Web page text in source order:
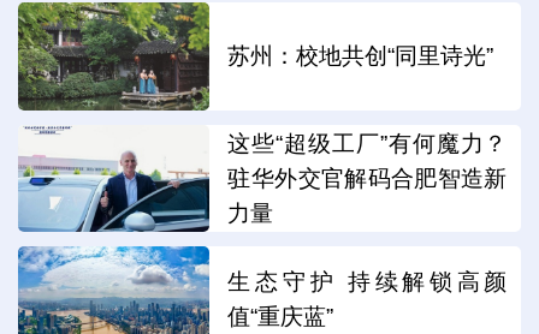
苏州：校地共创“同里诗光”
这些“超级工厂”有何魔力？
驻华外交官解码合肥智造新
力量
生态守护 持续解锁高颜
值“重庆蓝”